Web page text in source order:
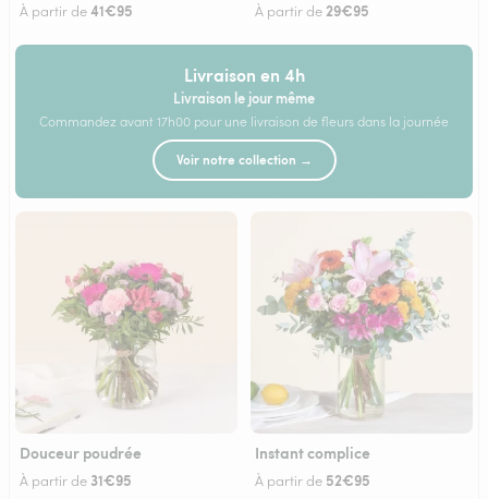
À partir de41€95 À partir de29€95
Livraison en 4h
Livraison le jour même
Commandez avant 17h00 pour une livraison de fleurs dans la journée
Voir notre collection →
Douceur poudrée
À partir de 31€95
Instant complice
À partir de 52€95